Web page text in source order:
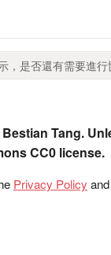
，是否還有需要進行
Tang.
CC0 license.
Privacy Policy and